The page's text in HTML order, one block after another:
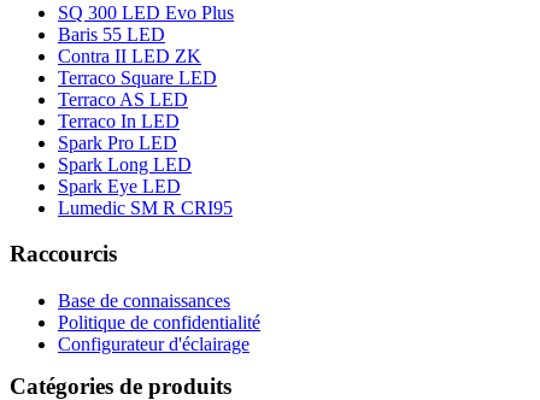
SQ 300 LED Evo Plus
Baris 55 LED
Contra II LED ZK
Terraco Square LED
Terraco AS LED
Terraco In LED
Spark Pro LED
Spark Long LED
Spark Eye LED
Lumedic SM R CRI95
Raccourcis
Base de connaissances
Politique de confidentialité
Configurateur d'éclairage
Catégories de produits